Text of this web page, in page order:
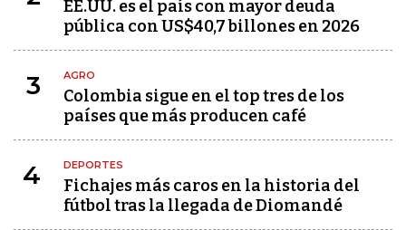
EE.UU. es el país con mayor deuda
pública con US$40,7 billones en 2026
3 AGRO
Colombia sigue en el top tres de los
países que más producen café
4 DEPORTES
Fichajes más caros en la historia del
fútbol tras la llegada de Diomandé